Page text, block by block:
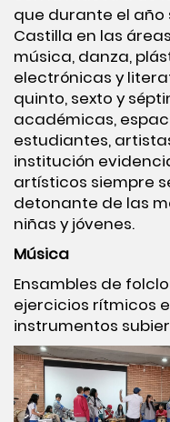
que durante el año
Castilla en las
música, danza,
electrónicas y
quinto, sexto y
académicas,
estudiantes,
institución
artísticos siempre
detonante de las
niñas y jóvenes.
Música
Ensambles de
ejercicios rítmicos
instrumentos